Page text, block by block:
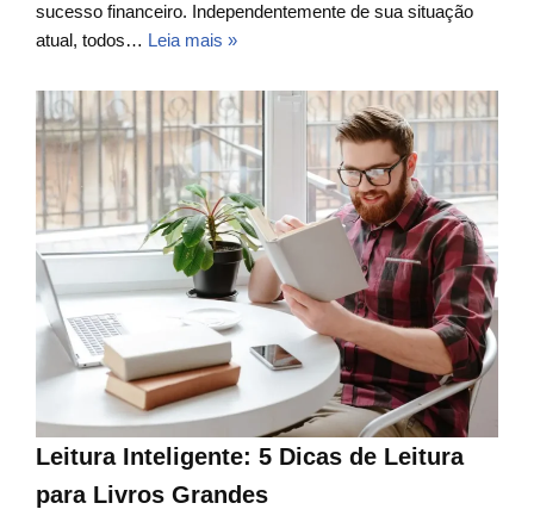
sucesso financeiro. Independentemente de sua situação
atual, todos… Leia mais »
Leitura Inteligente: 5 Dicas de Leitura
para Livros Grandes